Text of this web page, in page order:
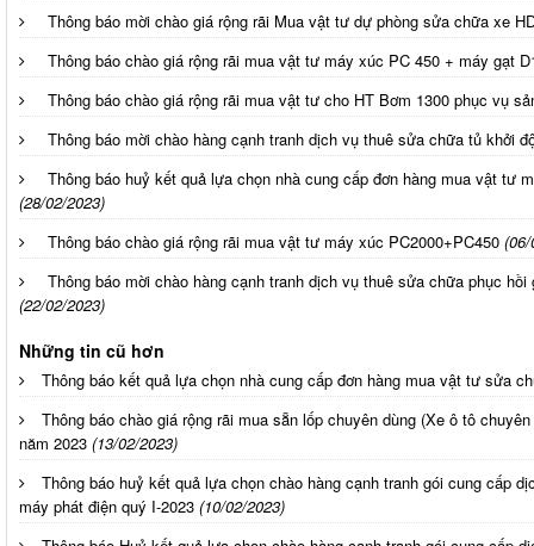
Thông báo mời chào giá rộng rãi Mua vật tư dự phòng sửa chữa xe
Thông báo chào giá rộng rãi mua vật tư máy xúc PC 450 + máy gạt
Thông báo chào giá rộng rãi mua vật tư cho HT Bơm 1300 phục vụ
Thông báo mời chào hàng cạnh tranh dịch vụ thuê sửa chữa tủ khởi
Thông báo huỷ kết quả lựa chọn nhà cung cấp đơn hàng mua vật tư
(28/02/2023)
Thông báo chào giá rộng rãi mua vật tư máy xúc PC2000+PC450
Thông báo mời chào hàng cạnh tranh dịch vụ thuê sửa chữa phục
(22/02/2023)
Những tin cũ hơn
Thông báo kết quả lựa chọn nhà cung cấp đơn hàng mua vật tư sửa
Thông báo chào giá rộng rãi mua sẵn lốp chuyên dùng (Xe ô tô
năm 2023 (13/02/2023)
Thông báo huỷ kết quả lựa chọn chào hàng cạnh tranh gói cung cấp
máy phát điện quý I-2023 (10/02/2023)